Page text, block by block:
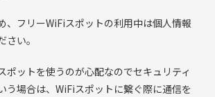
、フリーWiFiスポットの利用中は個人情報
い。
ポットを使うのが心配なのでセキュリティ
う場合は、WiFiスポットに繋ぐ際に通信を